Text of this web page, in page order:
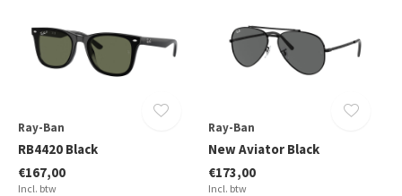
Ray-Ban
RB4420 Black
€167,00
Incl. btw
Ray-Ban
New Aviator Black
€173,00
Incl. btw